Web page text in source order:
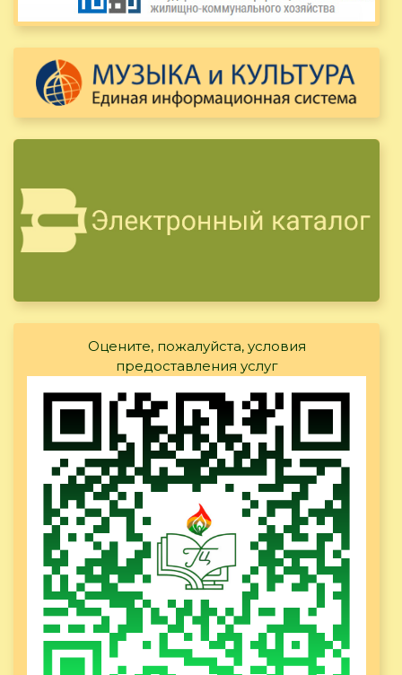
Оцените, пожалуйста, условия
предоставления услуг